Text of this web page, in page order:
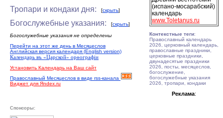
Тропари и кондаки дня: [скрыть]
Богослужебные указания: [скрыть]
Богослужебные указания не определены
Перейти на этот же день в Месяцеслов
Английская версия календаря (English version)
Календарь въ «Царской» орѳографiи
Установить Календарь на Ваш сайт
Православный Месяцеслов в виде rss-канала
Виджет для Яndex.ru
(испано-мосарабский)
календарь
www.Toletanus.ru
Контекстные теги:
Православный календарь
2026, церковный календарь,
православные праздники,
церковные праздники,
двунадесятые праздники
2026, посты, месяцеслов,
богослужение,
богослужебные указания
2026, тропари, кондаки
Реклама:
Спонсоры: